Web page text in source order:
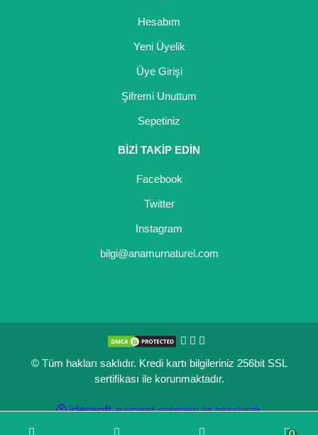
Hesabım
Yeni Üyelik
Üye Girişi
Şifremi Unuttum
Sepetiniz
BİZİ TAKİP EDİN
Facebook
Twitter
Instagram
bilgi@anamurnaturel.com
© Tüm hakları saklıdır. Kredi kartı bilgileriniz 256bit SSL
sertifikası ile korunmaktadır.
ideasoft
e-
ile